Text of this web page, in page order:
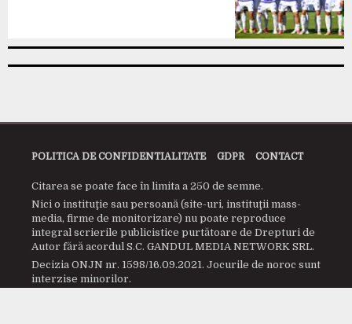
POLITICA DE CONFIDENTIALITATE GDPR CONTACT
Citarea se poate face în limita a 250 de semne.
Nici o instituţie sau persoană (site-uri, instituţii mass-
media, firme de monitorizare) nu poate reproduce
integral scrierile publicistice purtătoare de Drepturi de
Autor fără acordul S.C. GANDUL MEDIA NETWORK SRL.
Decizia ONJN nr. 1598/16.09.2021. Jocurile de noroc sunt
interzise minorilor.